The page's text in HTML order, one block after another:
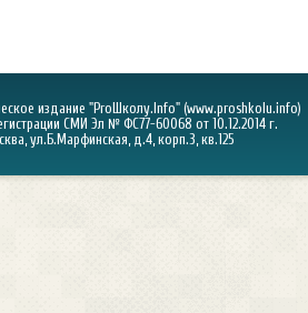
издание "ProШколу.Info" (www.proshkolu.info)
СМИ Эл № ФС77-60068 от 10.12.2014 г.
ул.Б.Марфинская, д.4, корп.3, кв.125